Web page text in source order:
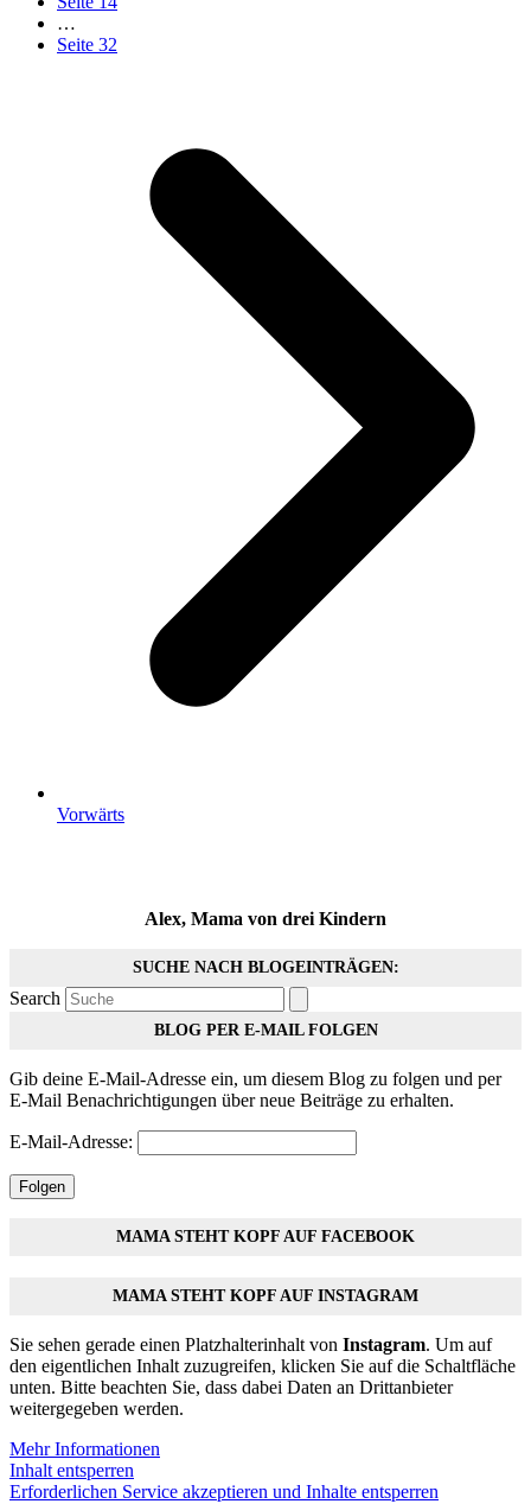
…
Seite 32
Vorwärts
Alex, Mama von drei Kindern
SUCHE NACH BLOGEINTRÄGEN:
Search
BLOG PER E-MAIL FOLGEN
Gib deine E-Mail-Adresse ein, um diesem Blog zu folgen und per
E-Mail Benachrichtigungen über neue Beiträge zu erhalten.
E-Mail-Adresse:
Folgen
MAMA STEHT KOPF AUF FACEBOOK
MAMA STEHT KOPF AUF INSTAGRAM
Sie sehen gerade einen Platzhalterinhalt von Instagram. Um auf
den eigentlichen Inhalt zuzugreifen, klicken Sie auf die Schaltfläche
unten. Bitte beachten Sie, dass dabei Daten an Drittanbieter
weitergegeben werden.
Mehr Informationen
Inhalt entsperren
Erforderlichen Service akzeptieren und Inhalte entsperren